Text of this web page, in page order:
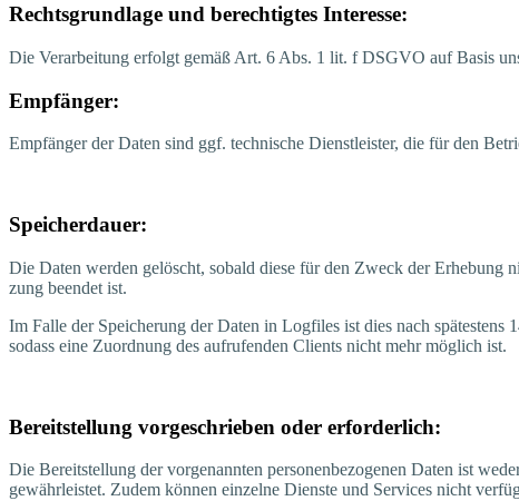
Rechts­grund­la­ge und berech­tig­tes Interesse:
Die Ver­ar­bei­tung erfolgt gemäß Art. 6 Abs. 1 lit. f DSGVO auf Basis
Emp­fän­ger:
Emp­fän­ger der Daten sind ggf. tech­ni­sche Dienst­leis­ter, die für den
Spei­cher­dau­er:
Die Daten wer­den gelöscht, sobald die­se für den Zweck der
zung been­det ist.
Im Fal­le der Spei­che­rung der Daten in Log­files ist dies nach
sodass eine Zuord­nung des auf­ru­fen­den Cli­ents nicht mehr mög­lich ist.
Bereit­stel­lung vor­ge­schrie­ben oder erforderlich:
Die Bereit­stel­lung der vor­ge­nann­ten per­so­nen­be­zo­ge­nen Daten ist
gewähr­leis­tet. Zudem kön­nen ein­zel­ne Diens­te und Ser­vices nicht